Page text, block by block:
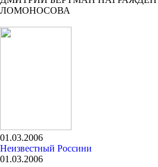
ЛОМОНОСОВА
01.03.2006
Неизвестный Россини
01.03.2006